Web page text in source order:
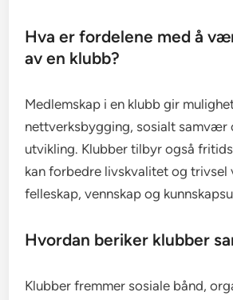
Hva er fordelene med å
av en klubb?
Medlemskap i en klubb gir
nettverksbygging, sosialt samvær
utvikling. Klubber tilbyr også
kan forbedre livskvalitet og trivsel
felleskap, vennskap og
Hvordan beriker klubber
Klubber fremmer sosiale bånd,